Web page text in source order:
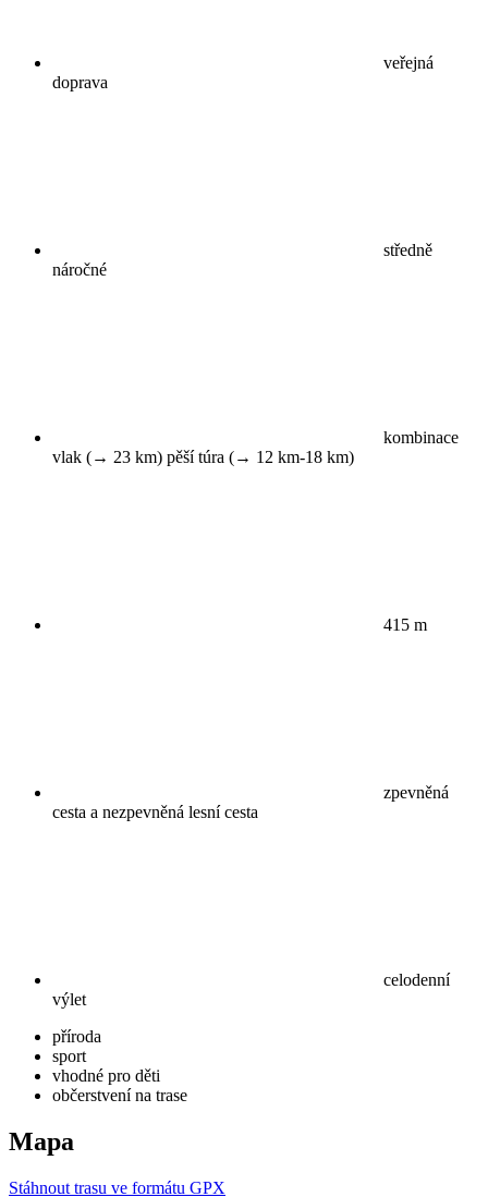
veřejná
doprava
středně
náročné
kombinace
vlak (→ 23 km) pěší túra (→ 12 km-18 km)
415 m
zpevněná
cesta a nezpevněná lesní cesta
celodenní
výlet
příroda
sport
vhodné pro děti
občerstvení na trase
Mapa
Stáhnout trasu ve formátu GPX